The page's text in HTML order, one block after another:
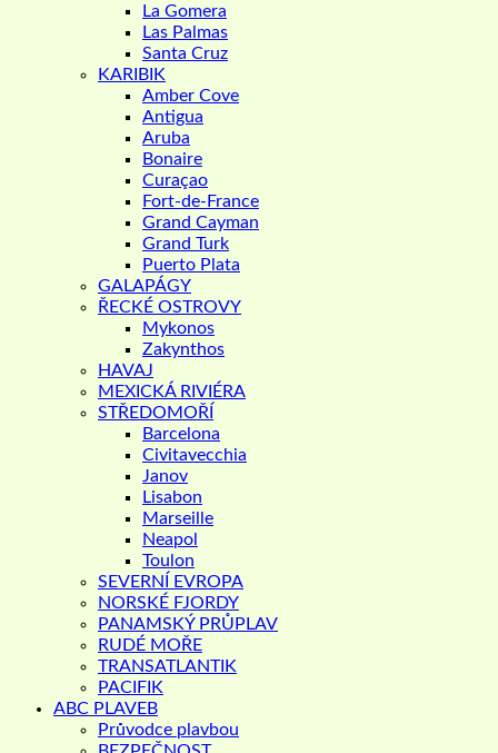
La Gomera
Las Palmas
Santa Cruz
KARIBIK
Amber Cove
Antigua
Aruba
Bonaire
Curaçao
Fort-de-France
Grand Cayman
Grand Turk
Puerto Plata
GALAPÁGY
ŘECKÉ OSTROVY
Mykonos
Zakynthos
HAVAJ
MEXICKÁ RIVIÉRA
STŘEDOMOŘÍ
Barcelona
Civitavecchia
Janov
Lisabon
Marseille
Neapol
Toulon
SEVERNÍ EVROPA
NORSKÉ FJORDY
PANAMSKÝ PRŮPLAV
RUDÉ MOŘE
TRANSATLANTIK
PACIFIK
ABC PLAVEB
Průvodce plavbou